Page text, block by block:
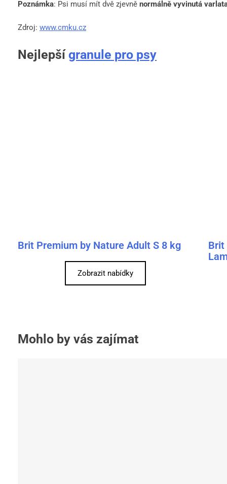
Poznámka: Psi musí mít dvě zjevně normálně vyvinutá
Zdroj: www.cmku.cz
Nejlepšígranule pro psy
Brit Premium by Nature Adult S 8 kg
Zobrazit nabídky
Brit
Mohlo by vás zajímat